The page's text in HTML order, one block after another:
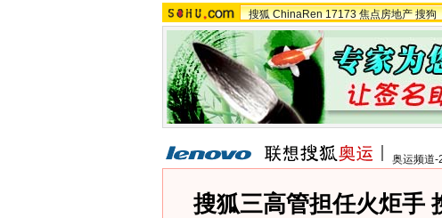
搜狐 ChinaRen 17173 焦点房地产 搜狗
奥运频道-
搜狐三高管担任火炬手